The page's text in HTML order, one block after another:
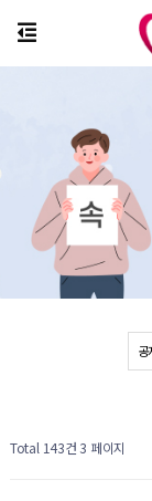
공
Total 143건 3 페이지